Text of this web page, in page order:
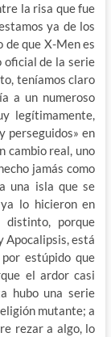
la risa que fue
ya de los
de que X-Men es
oficial de la serie
teníamos claro
a un numeroso
legítimamente,
perseguidos» en
cambio real, uno
jamás como
una isla que se
lo hicieron en
porque
Apocalipsis, está
estúpido que
el ardor casi
hubo una serie
mutante; a
rezar a algo, lo